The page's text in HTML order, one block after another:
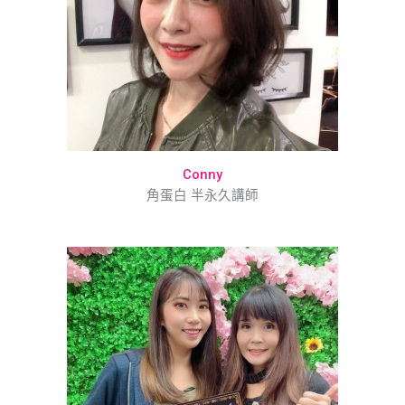
Conny
角蛋白 半永久講師